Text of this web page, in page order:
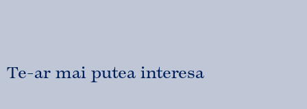
Te-ar mai putea interesa